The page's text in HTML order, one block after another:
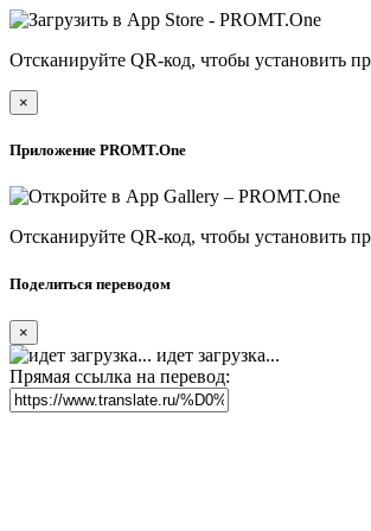
Отсканируйте QR-код, чтобы установить
×
Приложение PROMT.One
Отсканируйте QR-код, чтобы установить
Поделиться переводом
×
идет загрузка...
Прямая ссылка на перевод: